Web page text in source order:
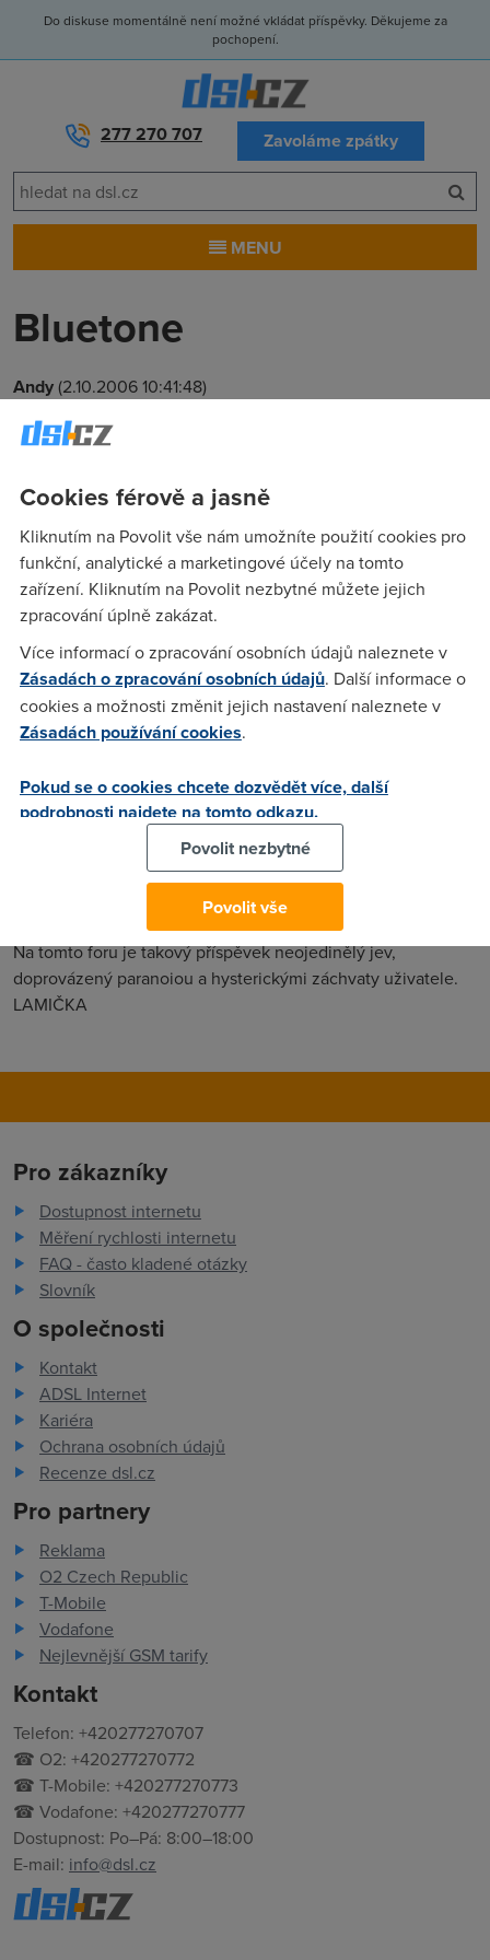
Do diskuse momentálně není možné vkládat příspěvky. Děkujeme za
pochopení.
277 270 707 Zavoláme zpátky
MENU
Bluetone
Andy(2.10.2006 10:41:48)
Prosim o radu.Během špičky se mi často hroutí
spojení,operátor nehodlá pomoci.HW vybavení je OK.prosim
Anonym (2.10.2006 12:06:11)
Psychiatr určitě pomůže :-)))
Anonym (2.10.2006 12:20:47)
My ti nijak nepomůžem, to si musíš vyřídit s Bluetone
Anonym (2.10.2006 15:51:49)
postni nam sem hodnoty co ti ukazuje modem.. treba mas
(2.10.2006 17:34:18)
Na tomto foru je takový příspěvek neojedinělý jev,
doprovázený paranoiou a hysterickými záchvaty uživatele.
LAMIČKA
Pro zákazníky
Dostupnost internetu
Měření rychlosti internetu
FAQ - často kladené otázky
Slovník
O společnosti
Kontakt
ADSL Internet
Kariéra
Ochrana osobních údajů
Recenze dsl.cz
Pro partnery
Reklama
O2 Czech Republic
T-Mobile
Vodafone
Nejlevnější GSM tarify
Kontakt
Telefon: +420277270707
☎ O2: +420277270772
☎ T-Mobile: +420277270773
☎ Vodafone: +420277270777
Dostupnost: Po–Pá: 8:00–18:00
E-mail: info@dsl.cz
Cookies férově a jasně
Kliknutím na Povolit vše nám umožníte použití cookies pro
funkční, analytické a marketingové účely na tomto
zařízení. Kliknutím na Povolit nezbytné můžete jejich
zpracování úplně zakázat.
Více informací o zpracování osobních údajů naleznete v
Zásadách o zpracování osobních údajů. Další informace o
cookies a možnosti změnit jejich nastavení naleznete v
Zásadách používání cookies.
Pokud se o cookies chcete dozvědět více, další
podrobnosti najdete na tomto odkazu.
Povolit nezbytné
Povolit vše